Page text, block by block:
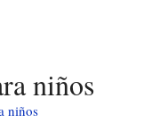
niños
niños